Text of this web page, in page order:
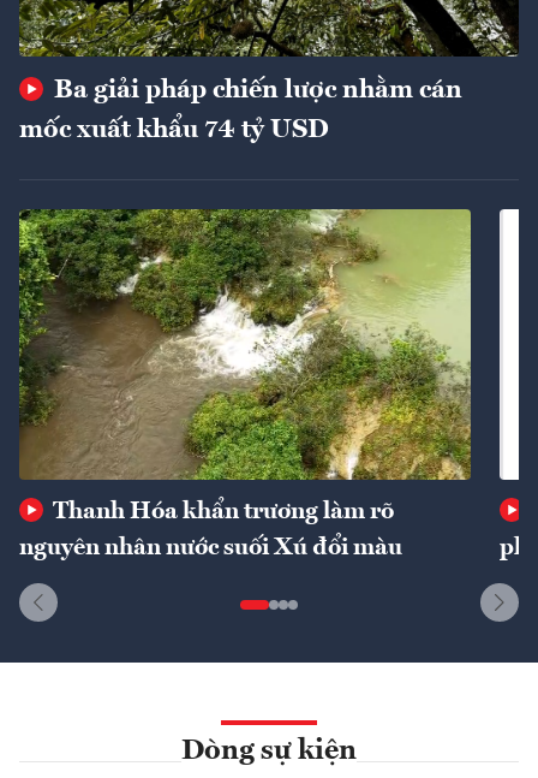
Ba giải pháp chiến lược nhằm cán
mốc xuất khẩu 74 tỷ USD
Thanh Hóa khẩn trương làm rõ
nguyên nhân nước suối Xú đổi màu
phí
Dòng sự kiện